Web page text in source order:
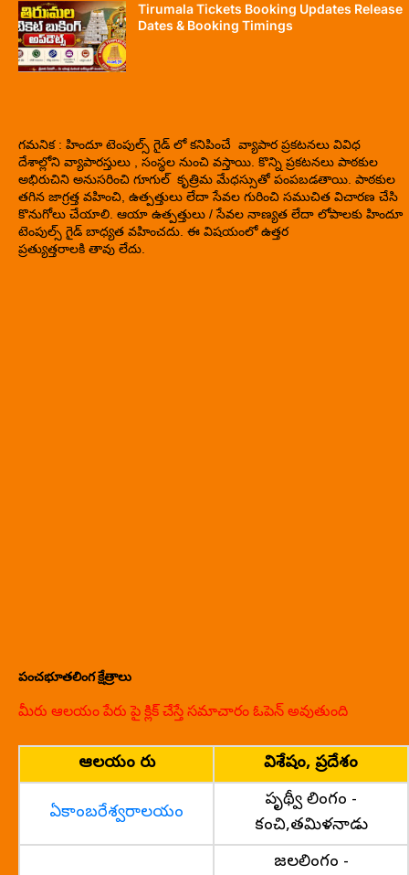
Tirumala Tickets Booking Updates Release
Dates & Booking Timings
గమనిక : హిందూ టెంపుల్స్ గైడ్ లో కనిపించే వ్యాపార ప్రకటనలు వివిధ
దేశాల్లోని వ్యాపారస్తులు , సంస్థల నుంచి వస్తాయి. కొన్ని ప్రకటనలు పాఠకుల
అభిరుచిని అనుసరించి గూగుల్ కృత్రిమ మేధస్సుతో పంపబడతాయి. పాఠకుల
తగిన జాగ్రత్త వహించి, ఉత్పత్తులు లేదా సేవల గురించి సముచిత విచారణ చేసి
కొనుగోలు చేయాలి. ఆయా ఉత్పత్తులు / సేవల నాణ్యత లేదా లోపాలకు హిందూ
టెంపుల్స్ గైడ్ బాధ్యత వహించదు. ఈ విషయంలో ఉత్తర
ప్రత్యుత్తరాలకి తావు లేదు.
పంచభూతలింగ క్షేత్రాలు
మీరు ఆలయం పేరు పై క్లిక్ చేస్తే సమాచారం ఓపెన్ అవుతుంది
ఆలయం పేరు విశేషం, ప్రదేశం
ఏకాంబరేశ్వరాలయం
పృథ్వీ లింగం -
కంచి,తమిళనాడు
జలలింగం -